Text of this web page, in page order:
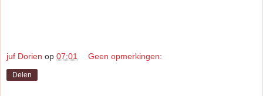
juf Dorien op 07:01 Geen opmerkingen:
Delen